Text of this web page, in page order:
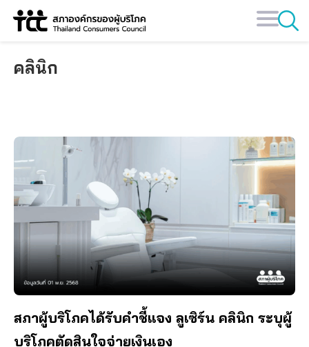
Skip
คลินิก
สภาผู้บริโภคได้รับคำชี้แจง ลูเซิร์น คลินิก ระบุผู้
บริโภคตัดสินใจจ่ายเงินเอง